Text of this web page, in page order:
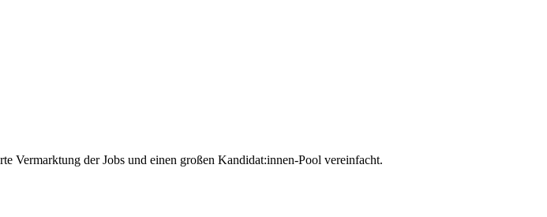
Vermarktung der Jobs und einen großen Kandidat:innen-Pool vereinfacht.